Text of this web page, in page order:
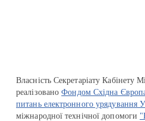
Власність Секретаріату Кабінету
реалізованоФондом Східна
питань електронного урядування
міжнародної технічної допомоги